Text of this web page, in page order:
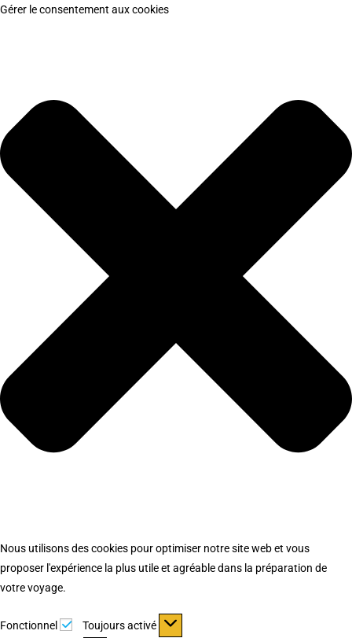
Gérer le consentement aux cookies
Nous utilisons des cookies pour optimiser notre site web et vous
proposer l'expérience la plus utile et agréable dans la préparation de
votre voyage.
Fonctionnel Fonctionnel
Toujours activé